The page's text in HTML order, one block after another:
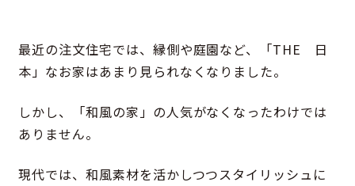
最近の注文住宅では、縁側や庭園など、「THE 日
本」なお家はあまり見られなくなりました。
しかし、「和風の家」の人気がなくなったわけでは
ありません。
現代では、和風素材を活かしつつスタイリッシュに